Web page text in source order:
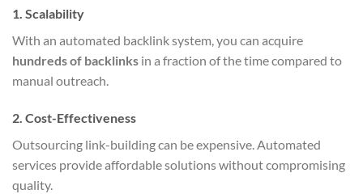
1. Scalability
With an automated backlink system, you can acquire
hundreds of backlinks in a fraction of the time compared to
manual outreach.
2. Cost-Effectiveness
Outsourcing link-building can be expensive. Automated
services provide affordable solutions without compromising
quality.